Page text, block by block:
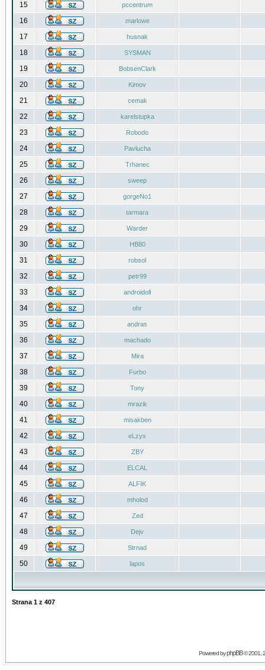
15 pccentrum
16 marlowe
17 husnak
18 SYSMAN
19 BobsenClark
20 Kimov
21 cemak
22 karelstupka
23 Robodo
24 Pavlucha
25 Trhanec
26 sweep
27 gorgeNo1
28 tarmara
29 Warder
30 HB80
31 robsol
32 petr99
33 androidoll
34 ohr
35 andras
36 machado
37 Mira
38 Furbo
39 Tony
40 mrazik
41 misakben
42 eLzyx
43 ZBY
44 ELCAL
45 ALFIK
46 mholod
47 Zed
48 Dejv
49 Strnad
50 lapos
Strana 1 z 407
Powered byphpBB© 2001,